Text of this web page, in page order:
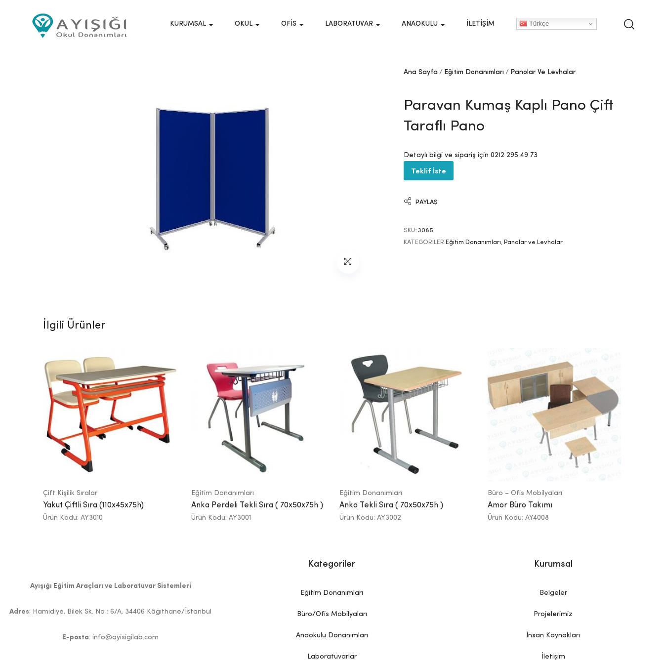
KURUMSAL OKUL OFIS LABORATUVAR ANAOKULU İLETIŞIM Türkçe
Ana Sayfa Eğitim Donanımları Panolar Ve Levhalar
Paravan Kumaş Kaplı Pano Çift
Taraflı Pano
Detaylı bilgi ve sipariş için 0212 295 49 73
Teklif İste
PAYLAŞ
SKU: 3085
KATEGORILER Eğitim Donanımları, Panolar ve Levhalar
İlgili Ürünler
Çift Kişilik Sıralar
Yakut Çiftli Sıra (110x45x75h)
Ürün Kodu: AY3010
Eğitim Donanımları
Anka Perdeli Tekli Sıra ( 70x50x75h )
Ürün Kodu: AY3001
Eğitim Donanımları
Anka Tekli Sıra ( 70x50x75h )
Ürün Kodu: AY3002
Büro – Ofis Mobilyaları
Amor Büro Takımı
Ürün Kodu: AY4008
Ayışığı Eğitim Araçları ve Laboratuvar Sistemleri
Adres: Hamidiye, Bilek Sk. No : 6/A, 34406 Kâğıthane/İstanbul
E-posta: info@ayisigilab.com
Kategoriler
Eğitim Donanımları
Büro/Ofis Mobilyaları
Anaokulu Donanımları
Laboratuvarlar
Kurumsal
Belgeler
Projelerimiz
İnsan Kaynakları
İletişim